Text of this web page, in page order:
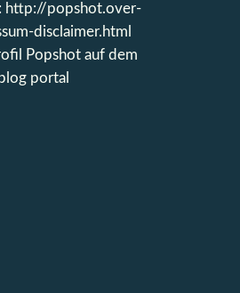
http://popshot.over-
disclaimer.html
Popshot auf dem
portal